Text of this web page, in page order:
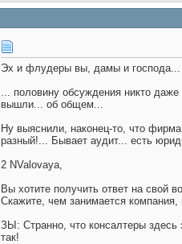
Эх и флудеры вы, дамы и
... половину обсуждения никто
вышли... об общем...
Ну выяснили, наконец-то, что
разный!... Бывает аудит... есть
2 NValovaya,
Вы хотите получить ответ на свой
Скажите, чем занимается
ЗЫ: Странно, что консалтеры
так!